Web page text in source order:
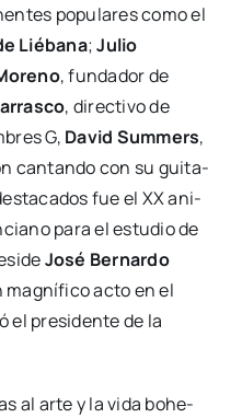
popu­la­res como el
Lié­ba­na;Julio
, fun­da­dor de
, direc­ti­vo de
G, David Sum­mers,
can­tan­do con su gui­ta­
fue el XX ani­
para el estu­dio de
José Ber­nar­do
mag­ní­fi­co acto en el
el pre­si­den­te de la
al arte y la vida bohe­